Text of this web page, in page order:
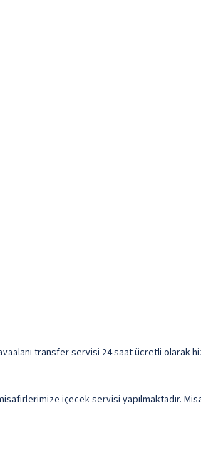
transfer servisi 24 saat ücretli olarak
içecek servisi yapılmaktadır.